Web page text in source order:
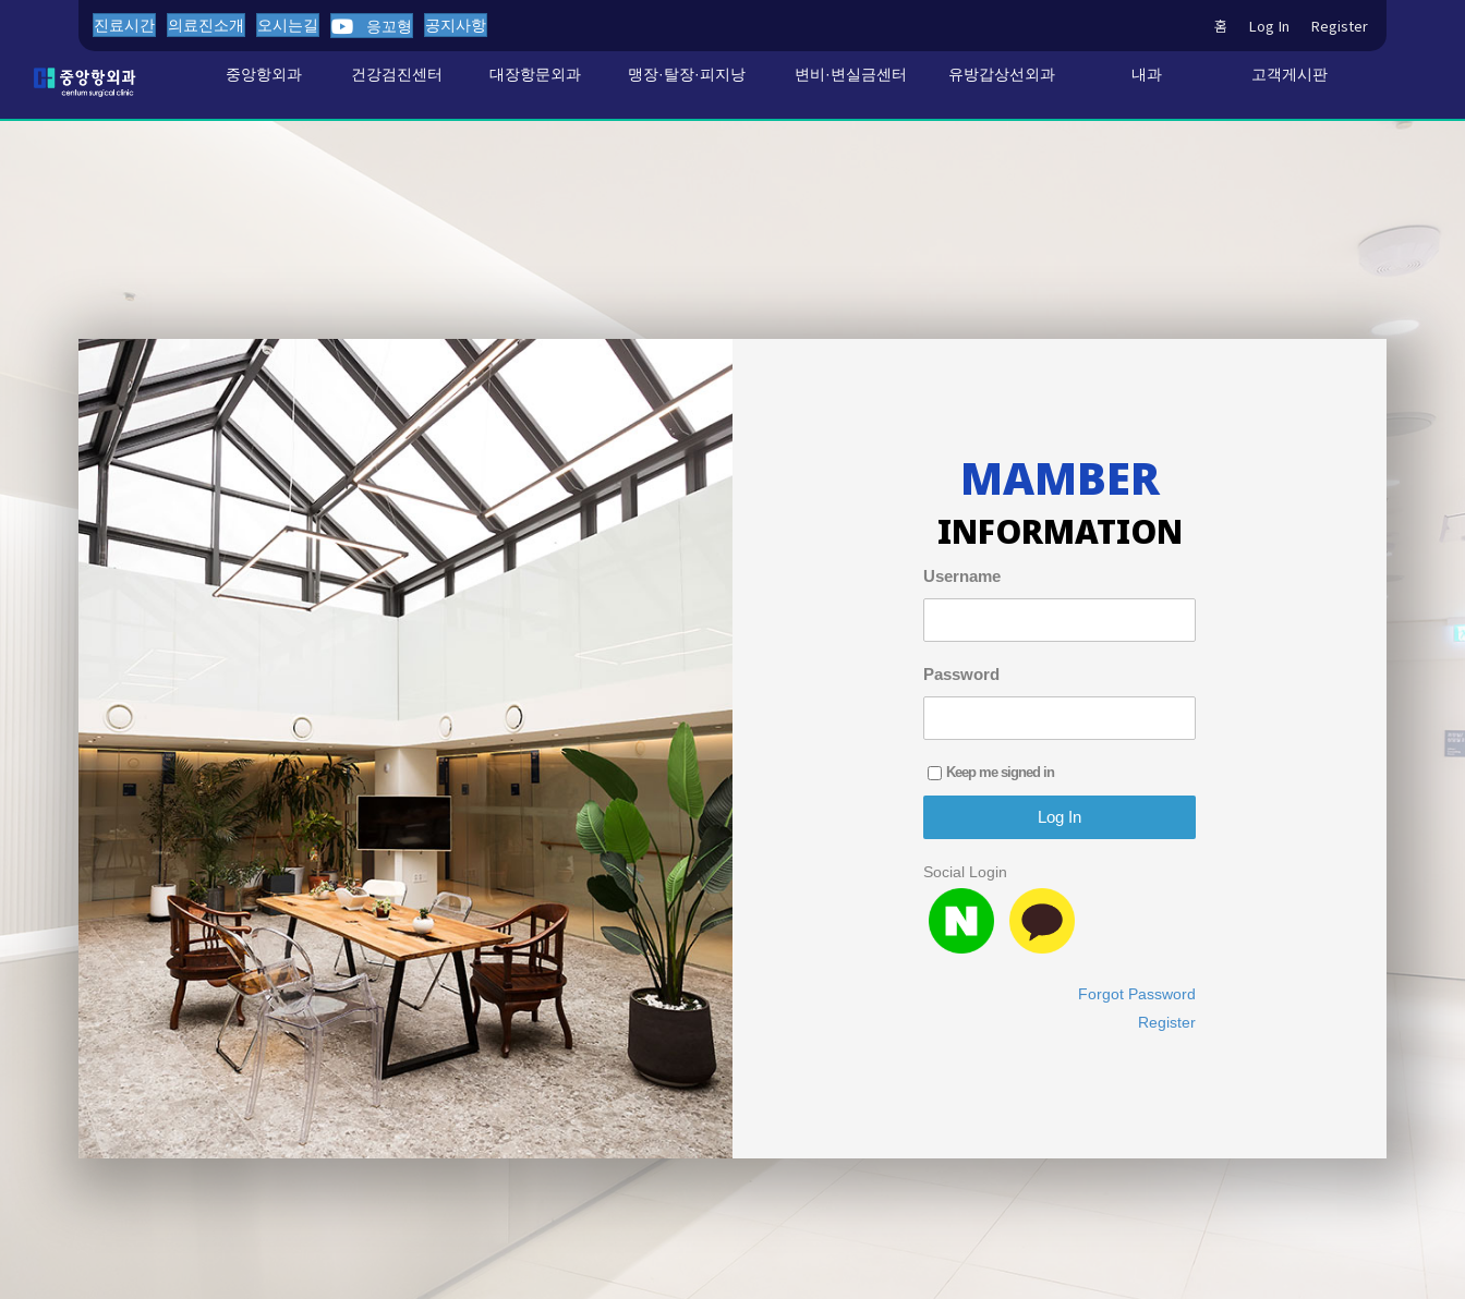
진료시간 의료진소개 오시는길 응꼬형 공지사항 홈 Log In Register
중앙항외과 건강검진센터 대장항문외과 맹장·탈장·피지낭 변비·변실금센터 유방갑상선외과 내과 고객게시판
MAMBER
INFORMATION
Username
Password
Keep me signed in
Social Login
Forgot Password
Register